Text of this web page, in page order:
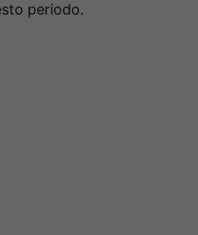
periodo.